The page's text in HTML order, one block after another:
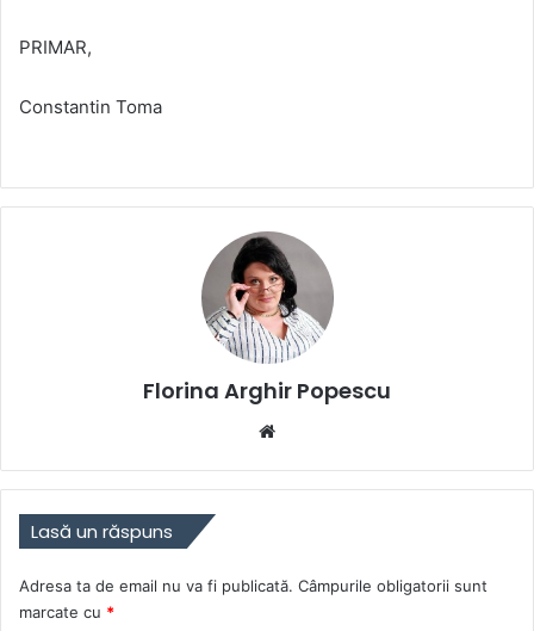
PRIMAR,
Constantin Toma
Florina Arghir Popescu
Lasă un răspuns
Adresa ta de email nu va fi publicată. Câmpurile obligatorii sunt
marcate cu *